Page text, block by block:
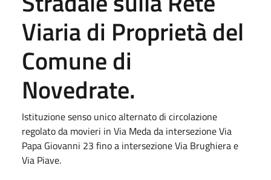
Viaria di Proprietà del
Comune di
Novedrate.
Istituzione senso unico alternato di circolazione
regolato da movieri in Via Meda da intersezione Via
Papa Giovanni 23 fino a intersezione Via Brughiera e
Via Piave.